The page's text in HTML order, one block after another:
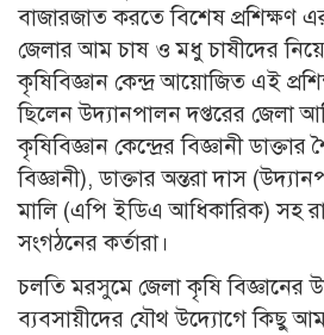
বাজারজাত করতে বিশেষ প্রশিক্ষণ
জেলার আম চাষ ও মধু চাষীদের
কৃষিবিজ্ঞান কেন্দ্র আয়োজিত এই
ছিলেন উদ্যানপালন দপ্তরের জেলা
কৃষিবিজ্ঞান কেন্দ্রের বিজ্ঞানী
বিজ্ঞানী), ডাক্তার অন্তরা দাস
মালি (এপি ইডিএ আধিকারিক) সহ
সংগঠনের কর্তারা।
চলতি মরসুমে জেলা কৃষি বিজ্ঞানের
ব্যবসায়ীদের যৌথ উদ্যোগে কিছু